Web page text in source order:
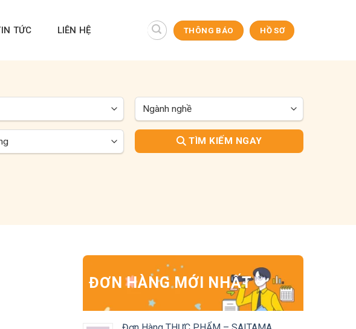
TỨC LIÊN HỆ THÔNG BÁO HỒ SƠ
TÌM KIẾM NGAY
ĐƠN HÀNG MỚI NHẤT